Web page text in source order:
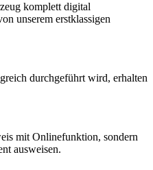
komplett digital
unserem erstklassigen
durchgeführt wird, erhalten
mit Onlinefunktion, sondern
ausweisen.